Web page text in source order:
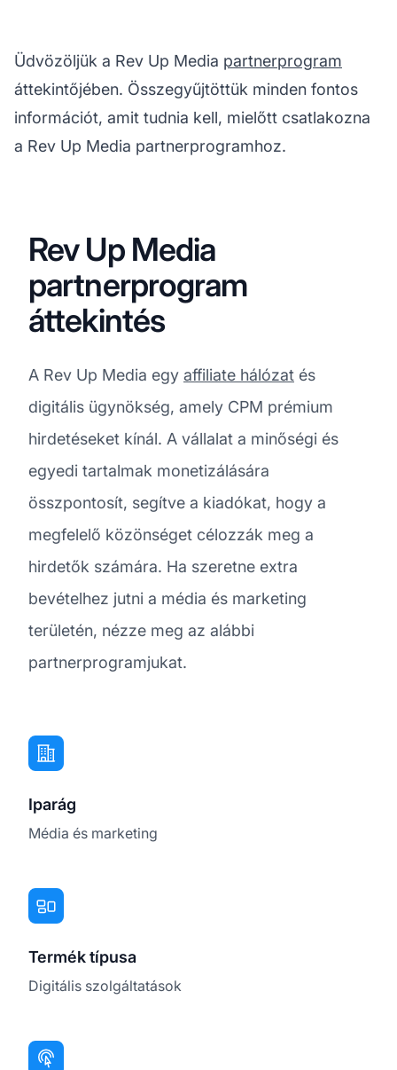
Üdvözöljük a Rev Up Media partnerprogram
áttekintőjében. Összegyűjtöttük minden fontos
információt, amit tudnia kell, mielőtt csatlakozna
a Rev Up Media partnerprogramhoz.
Rev Up Media
partnerprogram
áttekintés
A Rev Up Media egy affiliate hálózat és
digitális ügynökség, amely CPM prémium
hirdetéseket kínál. A vállalat a minőségi és
egyedi tartalmak monetizálására
összpontosít, segítve a kiadókat, hogy a
megfelelő közönséget célozzák meg a
hirdetők számára. Ha szeretne extra
bevételhez jutni a média és marketing
területén, nézze meg az alábbi
partnerprogramjukat.
Iparág
Média és marketing
Termék típusa
Digitális szolgáltatások